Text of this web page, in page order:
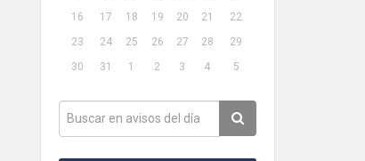
16
17 18 19 20 21
22
23
24 25 26 27 28
29
30
31 1 2 3 4 5